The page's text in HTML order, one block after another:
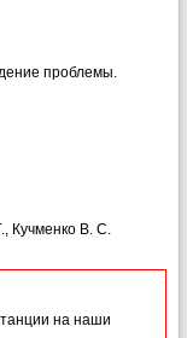
проблемы.
Кучменко В. С.
на наши